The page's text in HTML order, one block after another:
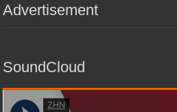
Advertisement
SoundCloud